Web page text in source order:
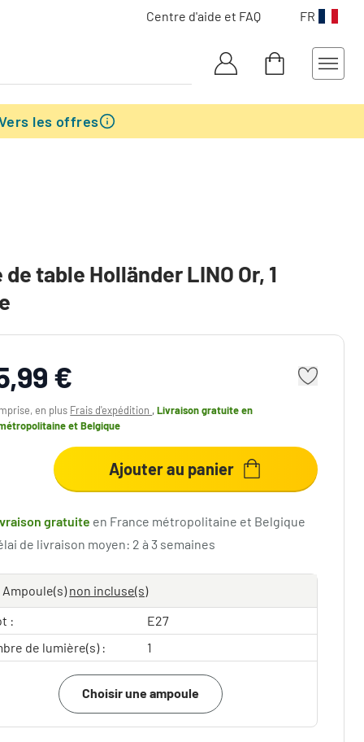
Centre d'aide et FAQ FR
les offres
table Holländer LINO Or, 1
€
en plus Frais d'expédition ,Livraison gratuiteen
et Belgique
Ajouter au panier
gratuite en France métropolitaine et Belgique
de livraison moyen: 2 à 3 semaines
Ampoule(s)non incluse(s)
:
E27
de lumière(s) :
1
Choisir une ampoule